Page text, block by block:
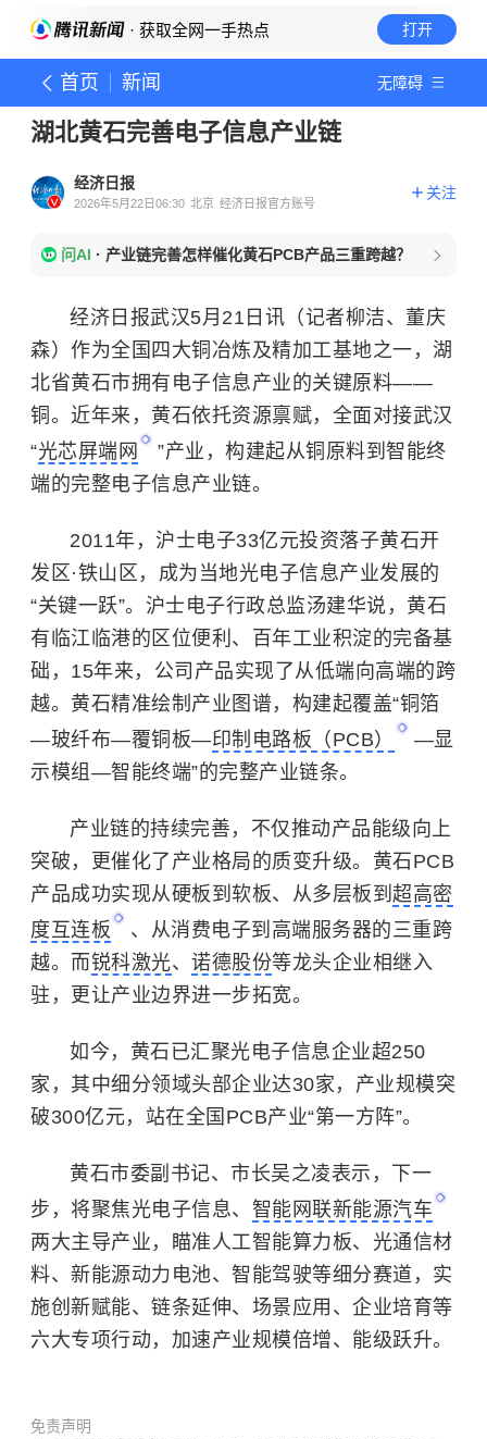
· 获取全网一手热点 打开
首页 新闻 无障碍
湖北黄石完善电子信息产业链
经济日报
2026年5月22日06:30 北京 经济日报官方账号
关注
问AI · 产业链完善怎样催化黄石PCB产品三重跨越？
经济日报武汉5月21日讯（记者柳洁、董庆
森）作为全国四大铜冶炼及精加工基地之一，湖
北省黄石市拥有电子信息产业的关键原料——
铜。近年来，黄石依托资源禀赋，全面对接武汉
“光芯屏端网
”产业，构建起从铜原料到智能终
端的完整电子信息产业链。
2011年，沪士电子33亿元投资落子黄石开
发区·铁山区，成为当地光电子信息产业发展的
“关键一跃”。沪士电子行政总监汤建华说，黄石
有临江临港的区位便利、百年工业积淀的完备基
础，15年来，公司产品实现了从低端向高端的跨
越。黄石精准绘制产业图谱，构建起覆盖“铜箔
—玻纤布—覆铜板—印制电路板（PCB）
—显
示模组—智能终端”的完整产业链条。
产业链的持续完善，不仅推动产品能级向上
突破，更催化了产业格局的质变升级。黄石PCB
产品成功实现从硬板到软板、从多层板到 超高密
度互连板
、从消费电子到高端服务器的三重跨
越。而锐科激光、 诺德股份等龙头企业相继入
驻，更让产业边界进一步拓宽。
如今，黄石已汇聚光电子信息企业超250
家，其中细分领域头部企业达30家，产业规模突
破300亿元，站在全国PCB产业“第一方阵”。
黄石市委副书记、市长吴之凌表示，下一
步，将聚焦光电子信息、 智能网联新能源汽车
两大主导产业，瞄准人工智能算力板、光通信材
料、新能源动力电池、智能驾驶等细分赛道，实
施创新赋能、链条延伸、场景应用、企业培育等
六大专项行动，加速产业规模倍增、能级跃升。
免责声明